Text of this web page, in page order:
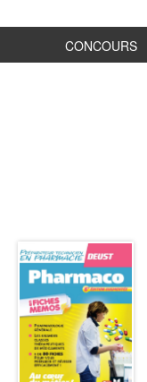
CONCOURS